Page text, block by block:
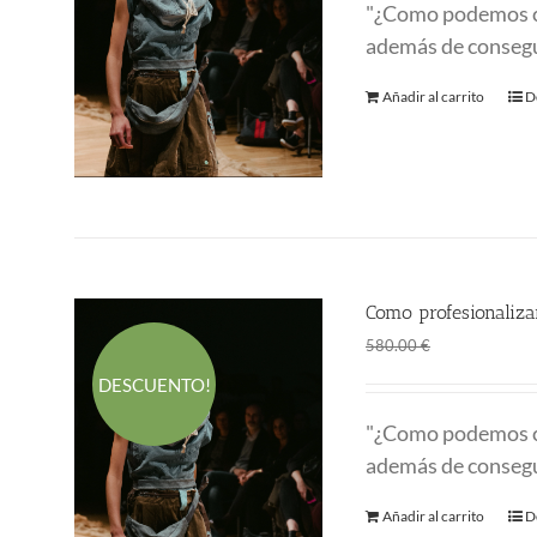
"¿Como podemos
además de
Añadir al carrito
DESCUENTO!
Como
580.00€
era:
580.00 €.
es:
"¿Como podemos
además de
Añadir al carrito